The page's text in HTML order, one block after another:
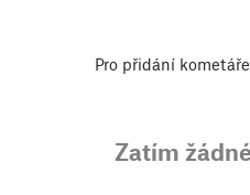
Pro přidání
Zatím